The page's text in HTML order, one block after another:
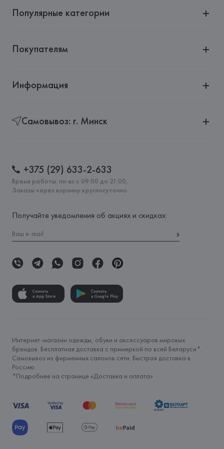
Популярные категории
Покупателям
Информация
Самовывоз: г. Минск
+375 (29) 633-2-633
Время работы: пн-вс с 09:00 до 21:00,
Заказы через корзину круглосуточно
Получайте уведомления об акциях и скидках:
Скачать
в App Store
Скачать
в Google Play
Интернет-магазин одежды, обуви и аксессуаров мировых
брендов. Бесплатная доставка с примеркой по всей Беларуси*.
Самовывоз из фирменных салонов сети. Быстрая доставка в
Россию.
*Подробнее на странице «Доставка и оплата»